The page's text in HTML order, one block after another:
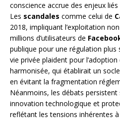
conscience accrue des enjeux
Les scandales comme celui de
2018, impliquant l’exploitation
millions d’utilisateurs de
publique pour une régulation plus
vie privée plaident pour l’adoption
harmonisée, qui établirait un
en évitant la fragmentation
Néanmoins, les débats persistent
innovation technologique et
reflétant les tensions inhérentes